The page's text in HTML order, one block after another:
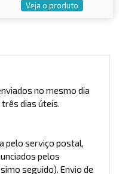
Veja o produto
no mesmo dia
três dias úteis.
pelo serviço postal,
pelos
seguido). Envio de